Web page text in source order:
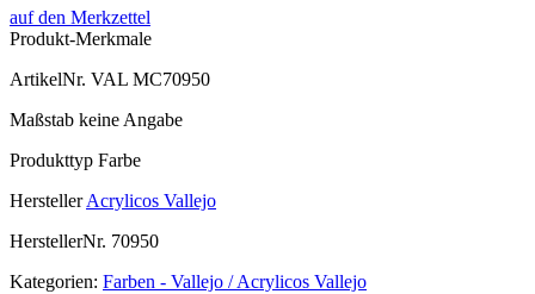
auf den Merkzettel
Produkt-Merkmale
ArtikelNr. VAL MC70950
Maßstab keine Angabe
Produkttyp Farbe
Hersteller Acrylicos Vallejo
HerstellerNr. 70950
Kategorien: Farben - Vallejo / Acrylicos Vallejo